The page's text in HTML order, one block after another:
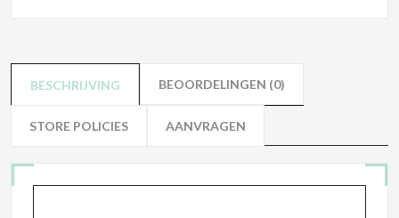
BESCHRIJVING BEOORDELINGEN (0)
STORE POLICIES AANVRAGEN